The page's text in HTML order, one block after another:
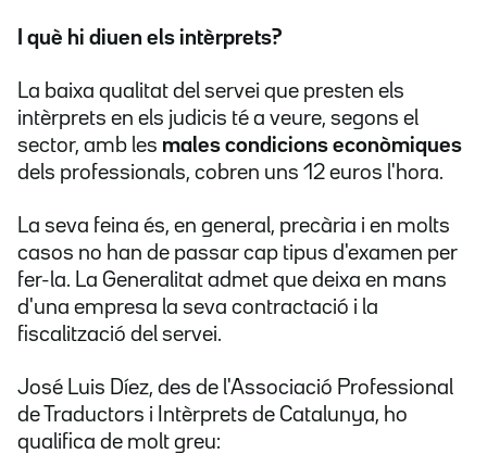
I què hi diuen els intèrprets?
La baixa qualitat del servei que presten els
intèrprets en els judicis té a veure, segons el
sector, amb les males condicions econòmiques
dels professionals, cobren uns 12 euros l'hora.
La seva feina és, en general, precària i en molts
casos no han de passar cap tipus d'examen per
fer-la. La Generalitat admet que deixa en mans
d'una empresa la seva contractació i la
fiscalització del servei.
José Luis Díez, des de l'Associació Professional
de Traductors i Intèrprets de Catalunya, ho
qualifica de molt greu: